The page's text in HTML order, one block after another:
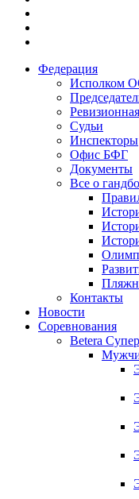
Федерация
Исполком
Судьи
Инспекторы
Офис БФГ
Документы
Все о
Контакты
Новости
Соревнования
Betera